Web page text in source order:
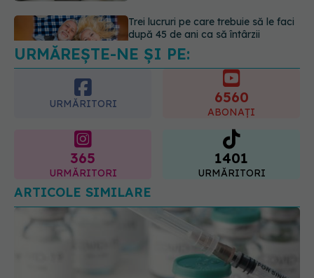
Colebil și Panzcebil, blocate
temporar în farmacii. ANMDMR
explică de ce a luat măsura
06.08.2026, 16:37
URMĂREȘTE-NE ȘI PE:
URMĂRITORI
ABONAȚI
URMĂRITORI
1401
URMĂRITORI
ARTICOLE SIMILARE